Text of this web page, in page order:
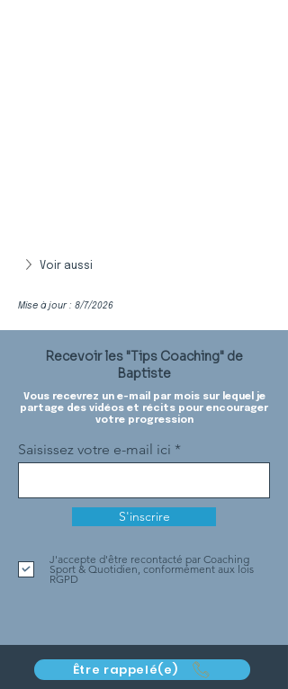
Voir aussi
Mise à jour : 8/7/2026
Recevoir les "Tips Coaching" de
Baptiste
Vous recevrez un e-mail par mois sur lequel je
partage des vidéos et récits pour encourager
votre progression
Saisissez votre e-mail ici
S'inscrire
J'accepte d'être recontacté par Coaching
Sport & Quotidien, conformément aux lois
RGPD
Être rappelé(e)